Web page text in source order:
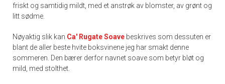
friskt og samtidig mildt, med et anstrøk av blomster, av grønt og
litt sødme.
Nøyaktig slik kan Ca' Rugate Soave beskrives som dessuten er
blant de aller beste hvite boksvinene jeg har smakt denne
sommeren. Den bærer derfor navnet soave som betyr bløt og
mild, med stolthet.